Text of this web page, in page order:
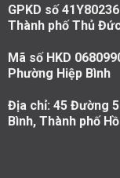
GPKD số
Thành phố Thủ
Mã số HKD
Phường Hiệp Bình
Địa chỉ: 45 Đường
Bình, Thành phố